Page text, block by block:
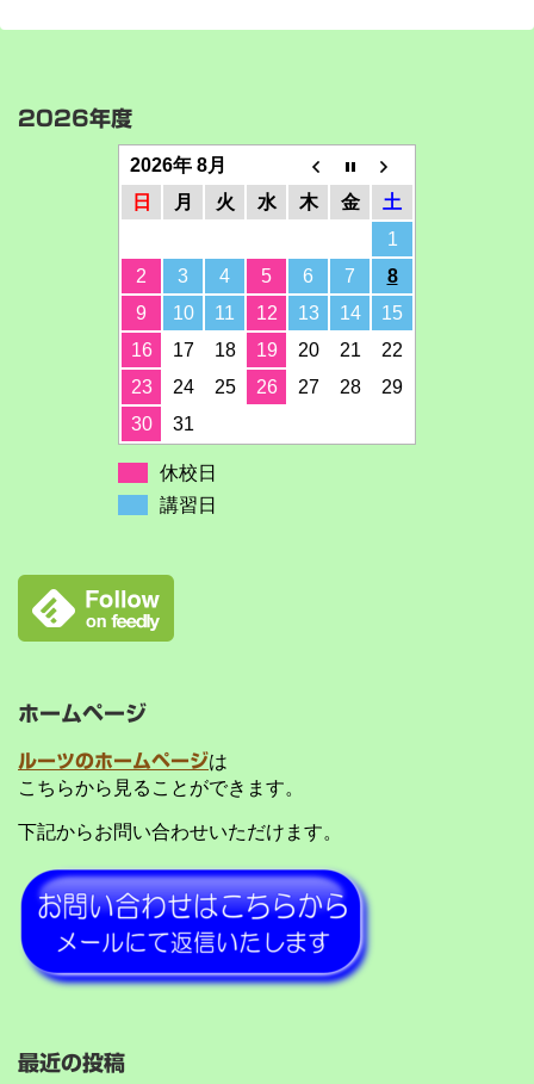
2026年度
2026年 8月
日
月 火 水 木 金
土
1
2
3 4 5 6 7
8
9
10 11 12 13 14
15
16
17 18 19 20 21
22
23
24 25 26 27 28
29
30
31
休校日
講習日
ホームページ
ルーツのホームページは
こちらから見ることができます。
下記からお問い合わせいただけます。
最近の投稿